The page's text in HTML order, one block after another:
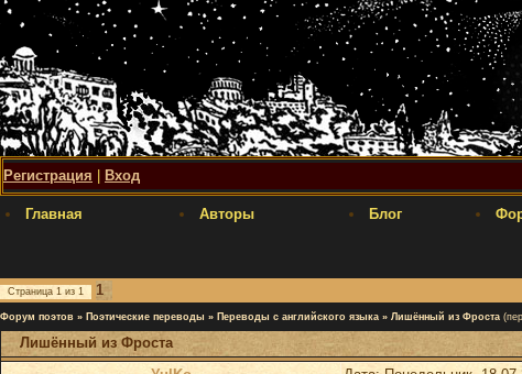
Регистрация Вход
Главная Авторы Блог
Страница 1 из 1 1
Форум поэтов » Поэтические переводы » Переводы с английского языка » Лишённый из Фроста
Лишённый из Фроста